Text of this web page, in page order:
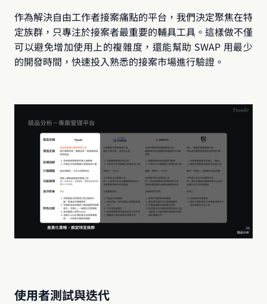
作為解決自由工作者接案痛點的平台，我們決定聚焦在特
定族群，只專注於接案者最重要的輔具工具。這樣做不僅
可以避免增加使用上的複雜度，還能幫助 SWAP 用最少
的開發時間，快速投入熟悉的接案市場進行驗證。
使用者測試與迭代